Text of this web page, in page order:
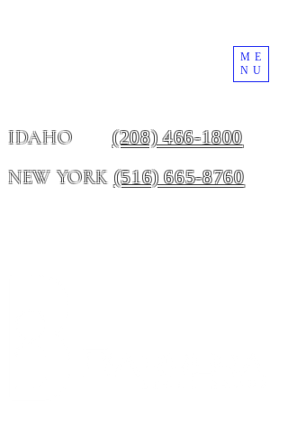
ME
NU
IDAHO(208) 466-1800
NEW YORK (516) 665-8760